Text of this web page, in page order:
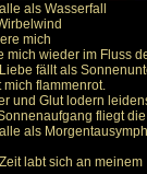
als Wasserfall
mich
mich wieder im Fluss
fällt als
mich flammenrot.
und Glut lodern
fliegt
als
labt sich an meinem